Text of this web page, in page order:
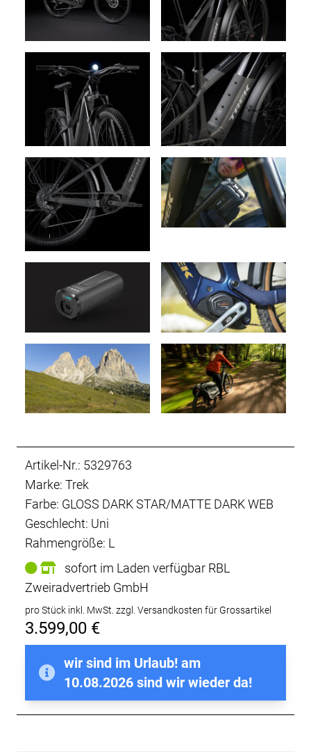
Artikel-Nr.: 5329763
Marke: Trek
Farbe: GLOSS DARK STAR/MATTE DARK WEB
Geschlecht: Uni
Rahmengröße: L
sofort im Laden verfügbar RBL
Zweiradvertrieb GmbH
pro Stück inkl. MwSt. zzgl. Versandkosten für Grossartikel
3.599,00 €
wir sind im Urlaub! am
10.08.2026 sind wir wieder da!